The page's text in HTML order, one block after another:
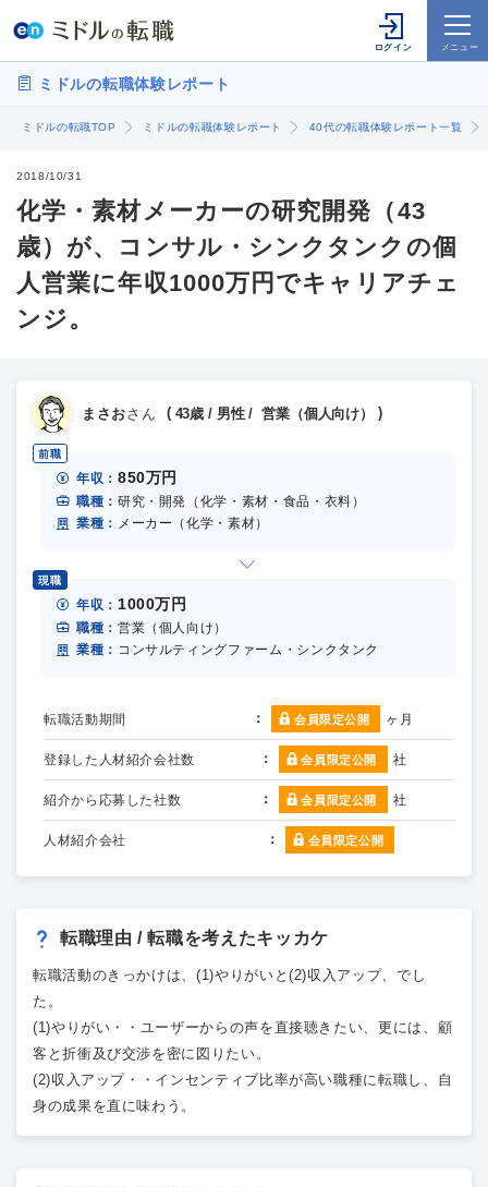
ミドルの転職体験レポート
ミドルの転職TOP ミドルの転職体験レポート 40代の転職体験レポート一覧
2018/10/31
化学・素材メーカーの研究開発（43
歳）が、コンサル・シンクタンクの個
人営業に年収1000万円でキャリアチェ
ンジ。
まさおさん 43歳 / 男性 / 営業（個人向け）
前職
年収： 850万円
職種： 研究・開発（化学・素材・食品・衣料）
業種： メーカー（化学・素材）
現職
年収： 1000万円
職種： 営業（個人向け）
業種： コンサルティングファーム・シンクタンク
転職活動期間 会員限定公開 ヶ月
登録した人材紹介会社数 会員限定公開 社
紹介から応募した社数 会員限定公開 社
人材紹介会社 会員限定公開
転職理由 / 転職を考えたキッカケ
転職活動のきっかけは、(1)やりがいと(2)収入アップ、でし
た。
(1)やりがい・・ユーザーからの声を直接聴きたい、更には、顧
客と折衝及び交渉を密に図りたい。
(2)収入アップ・・インセンティブ比率が高い職種に転職し、自
身の成果を直に味わう。